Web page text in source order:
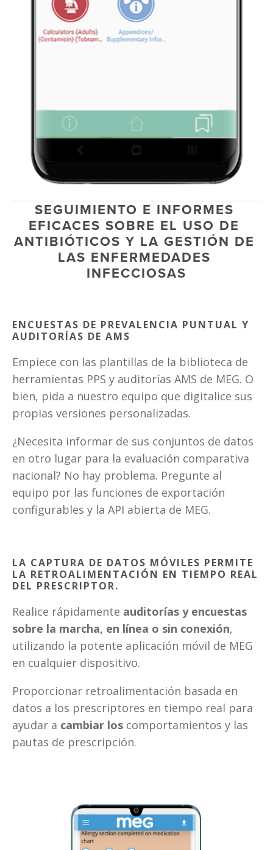
SEGUIMIENTO E INFORMES
EFICACES SOBRE EL USO DE
ANTIBIÓTICOS Y LA GESTIÓN DE
LAS ENFERMEDADES
INFECCIOSAS
ENCUESTAS DE PREVALENCIA PUNTUAL Y
AUDITORÍAS DE AMS
Empiece con las plantillas de la biblioteca de
herramientas PPS y auditorías AMS de MEG. O
bien, pida a nuestro equipo que digitalice sus
propias versiones personalizadas.
¿Necesita informar de sus conjuntos de datos
en otro lugar para la evaluación comparativa
nacional? No hay problema. Pregunte al
equipo por las funciones de exportación
configurables y la API abierta de MEG.
LA CAPTURA DE DATOS MÓVILES PERMITE
LA RETROALIMENTACIÓN EN TIEMPO REAL
DEL PRESCRIPTOR.
Realice rápidamente auditorías y encuestas
sobre la marcha, en línea o sin conexión,
utilizando la potente aplicación móvil de MEG
en cualquier dispositivo.
Proporcionar retroalimentación basada en
datos a los prescriptores en tiempo real para
ayudar a cambiar los comportamientos y las
pautas de prescripción.